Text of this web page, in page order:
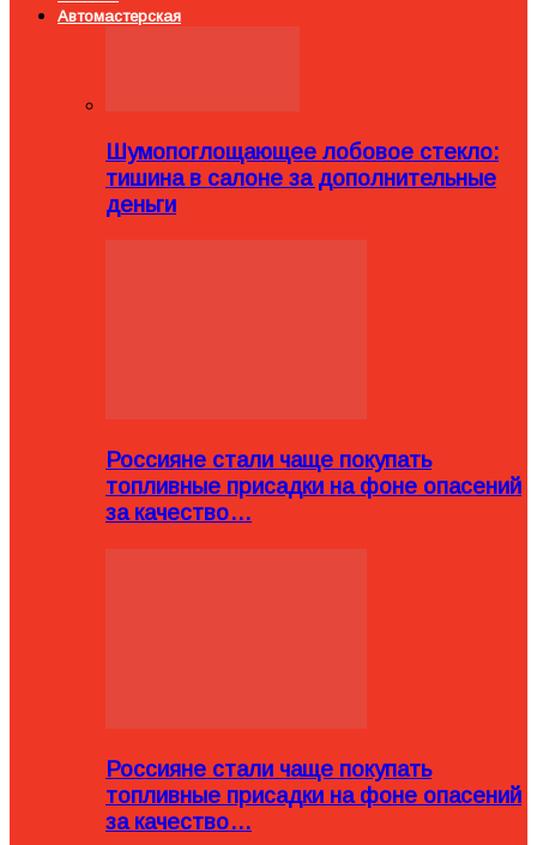
Автомастерская
Шумопоглощающее лобовое стекло:
тишина в салоне за дополнительные
деньги
Россияне стали чаще покупать
топливные присадки на фоне опасений
за качество…
Россияне стали чаще покупать
топливные присадки на фоне опасений
за качество…